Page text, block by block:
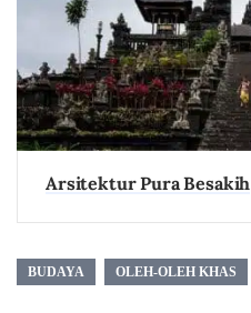
Arsitektur Pura Besakih
BUDAYA OLEH-OLEH KHAS